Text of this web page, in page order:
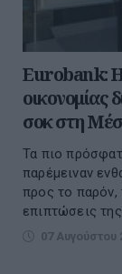
Eurobank: Η
οικονομίας
σοκ στη
Τα πιο
παρέμειναν
προς το παρόν,
επιπτώσεις
07 Αυγούστου